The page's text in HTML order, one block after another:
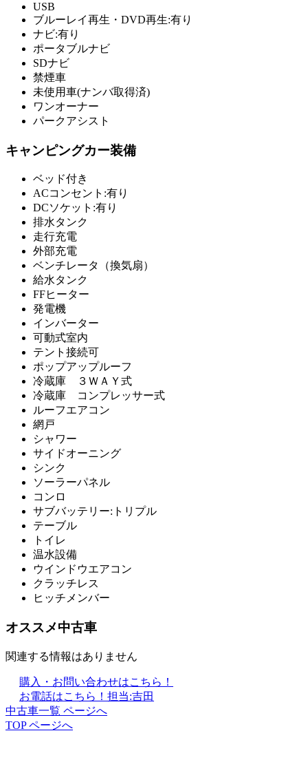
USB
ブルーレイ再生・DVD再生:有り
ナビ:有り
ポータブルナビ
SDナビ
禁煙車
未使用車(ナンバ取得済)
ワンオーナー
パークアシスト
キャンピングカー装備
ベッド付き
ACコンセント:有り
DCソケット:有り
排水タンク
走行充電
外部充電
ベンチレータ（換気扇）
給水タンク
FFヒーター
発電機
インバーター
可動式室内
テント接続可
ポップアップルーフ
冷蔵庫 ３ＷＡＹ式
冷蔵庫 コンプレッサー式
ルーフエアコン
網戸
シャワー
サイドオーニング
シンク
ソーラーパネル
コンロ
サブバッテリー:トリプル
テーブル
トイレ
温水設備
ウインドウエアコン
クラッチレス
ヒッチメンバー
オススメ中古車
関連する情報はありません
購入・お問い合わせはこちら！
お電話はこちら！ 担当:吉田
中古車一覧 ページへ
TOP ページへ